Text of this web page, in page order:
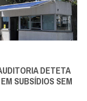
DETETA
SUBSÍDIOS SEM